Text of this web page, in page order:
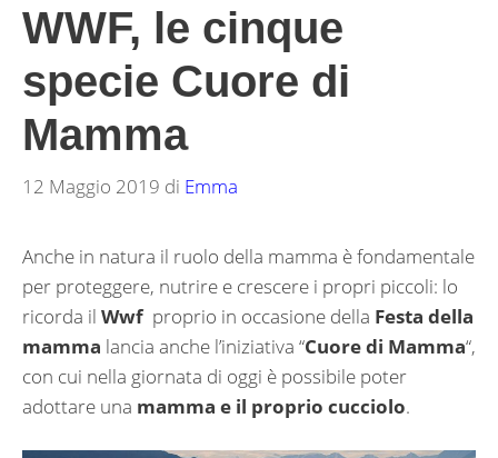
WWF, le cinque
specie Cuore di
Mamma
12 Maggio 2019 di Emma
Anche in natura il ruolo della mamma è fondamentale
per proteggere, nutrire e crescere i propri piccoli: lo
ricorda il Wwfproprio in occasione della Festa della
mamma lancia anche l’iniziativa “Cuore di Mamma“,
con cui nella giornata di oggi è possibile poter
adottare una mamma e il proprio cucciolo.